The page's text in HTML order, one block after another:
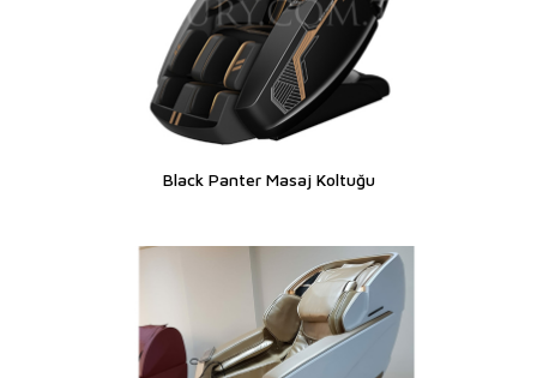
Black Panter Masaj Koltuğu